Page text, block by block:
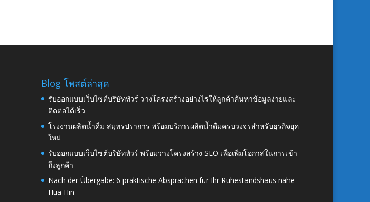
Blog โพสต์ล่าสุด
รับออกแบบเว็บไซต์บริษัททัวร์ วางโครงสร้างอย่างไรให้ลูกค้าค้นหาข้อมูลง่ายและ
ติดต่อได้เร็ว
โรงงานผลิตน้ำดื่ม สมุทรปราการ พร้อมบริการผลิตน้ำดื่มครบวงจรสำหรับธุรกิจยุค
ใหม่
รับออกแบบเว็บไซต์บริษัททัวร์ พร้อมวางโครงสร้าง SEO เพื่อเพิ่มโอกาสในการเข้า
ถึงลูกค้า
Nach der Übergabe: 6 praktische Absprachen für Ihr Ruhestandshaus nahe
Hua Hin